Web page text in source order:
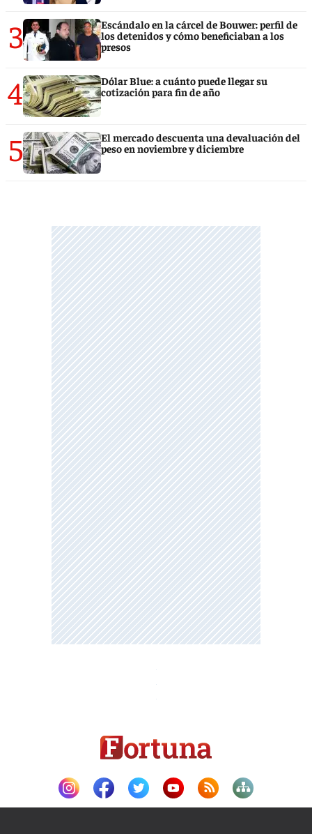
3
Escándalo en la cárcel de Bouwer: perfil de
los detenidos y cómo beneficiaban a los
presos
4
Dólar Blue: a cuánto puede llegar su
cotización para fin de año
5
El mercado descuenta una devaluación del
peso en noviembre y diciembre